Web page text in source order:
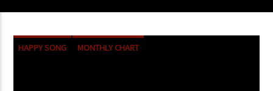
HAPPY SONG
MONTHLY CHART